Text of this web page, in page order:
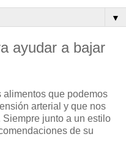
▼
ayudar a bajar
alimentos que podemos
arterial y que nos
junto a un estilo
de su